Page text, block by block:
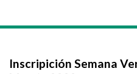
Inscripición Semana